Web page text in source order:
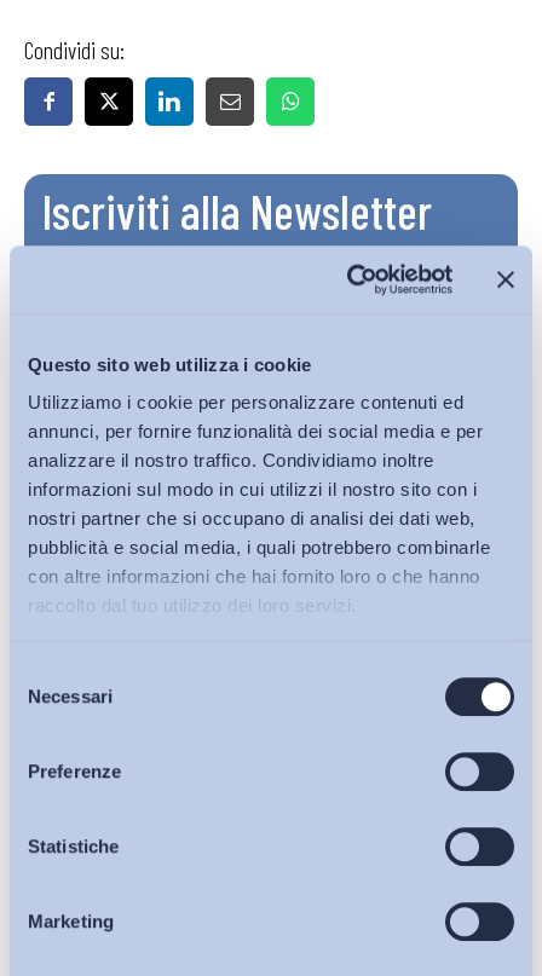
Questo sito web utilizza i cookie
Utilizziamo i cookie per personalizzare contenuti ed
annunci, per fornire funzionalità dei social media e per
analizzare il nostro traffico. Condividiamo inoltre
informazioni sul modo in cui utilizzi il nostro sito con i
nostri partner che si occupano di analisi dei dati web,
pubblicità e social media, i quali potrebbero combinarle
con altre informazioni che hai fornito loro o che hanno
raccolto dal tuo utilizzo dei loro servizi.
delNecessari
Preferenze
Statistiche
Marketing
Bollettini ADAPT
Articoli
Osservatori
Eventi
Condividi su:
Iscriviti alla Newsletter
Ho letto e Accetto il trattamento dei dati personali descritti